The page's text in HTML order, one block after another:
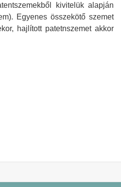
kivitelük alapján
Egyenes összekötő szemet
hajlított patetnszemet akkor